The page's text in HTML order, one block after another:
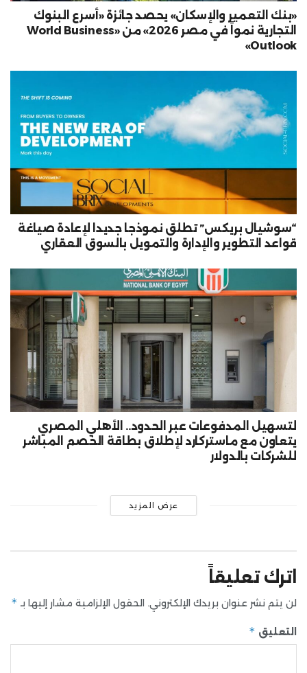
«بنك التعمير والإسكان» يحصد جائزة «أسرع البنوك
التجارية نمواً في مصر 2026» من «World Business
Outlook»
“سوشيال بريكس” تطلق نموذجا جديدا لإعادة صياغة
قواعد التطوير والإدارة والتمويل بالسوق العقاري
لتسهيل المدفوعات عبر الحدود.. الأهلي المصري
يتعاون مع ماستركارد لإطلاق بطاقة الخصم المباشر
للشركات بالدولار
عرض المزيد
اترك تعليقاً
لن يتم نشر عنوان بريدك الإلكتروني. الحقول الإلزامية مشار إليها بـ *
التعليق *